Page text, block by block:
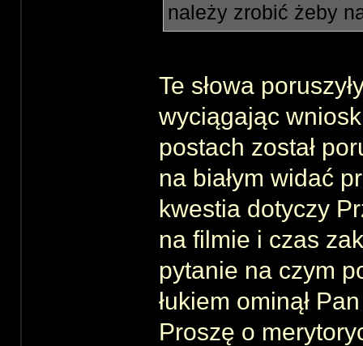
należy zrobić żeby
Te słowa
wyciągając
postach został
na białym widać
kwestia dotyczy
na filmie i czas
pytanie na czym
łukiem ominął
Proszę o